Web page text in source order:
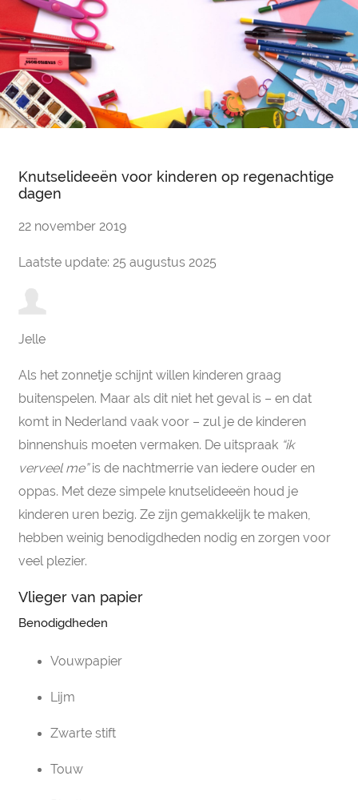
Knutselideeën voor kinderen op regenachtige
dagen
22 november 2019
Laatste update: 25 augustus 2025
Jelle
Als het zonnetje schijnt willen kinderen graag
buitenspelen. Maar als dit niet het geval is – en dat
komt in Nederland vaak voor – zul je de kinderen
binnenshuis moeten vermaken. De uitspraak “ik
verveel me”is de nachtmerrie van iedere ouder en
oppas. Met deze simpele knutselideeën houd je
kinderen uren bezig. Ze zijn gemakkelijk te maken,
hebben weinig benodigdheden nodig en zorgen voor
veel plezier.
Vlieger van papier
Benodigdheden
Vouwpapier
Lijm
Zwarte stift
Touw